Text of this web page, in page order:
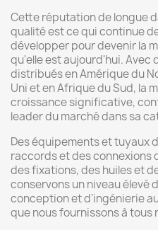
Cette réputation de longue
qualité est ce qui continue
développer pour devenir la
qu'elle est aujourd'hui. Avec
distribués en Amérique du
Uni et en Afrique du Sud, la
croissance significative,
leader du marché dans sa
Des équipements et tuyaux
raccords et des connexions
des fixations, des huiles et
conservons un niveau élevé
conception et d'ingénierie
que nous fournissons à tous